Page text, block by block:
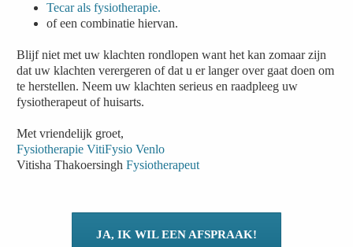
Tecar als fysiotherapie.
of een combinatie hiervan.
Blijf niet met uw klachten rondlopen want het kan zomaar zijn
dat uw klachten verergeren of dat u er langer over gaat doen om
te herstellen. Neem uw klachten serieus en raadpleeg uw
fysiotherapeut of huisarts.
Met vriendelijk groet,
Fysiotherapie VitiFysio Venlo
Vitisha ThakoersinghFysiotherapeut
JA, IK WIL EEN AFSPRAAK!